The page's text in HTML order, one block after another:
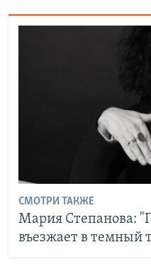
СМОТРИ ТАКЖЕ
Мария Степанова:
въезжает в темный